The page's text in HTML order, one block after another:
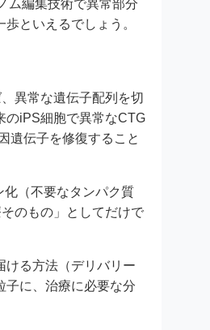
ム編集技術で異常部分
といえるでしょう。
異常な遺伝子配列を切
のiPS細胞で異常なCTG
遺伝子を修復すること
（不要なタンパク質
のもの」としてだけで
ける方法（デリバリー
子に、治療に必要な分